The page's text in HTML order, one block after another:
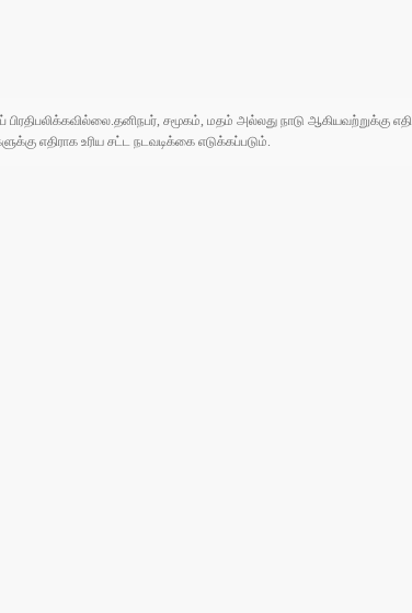
சமூகம், மதம் அல்லது நாடு ஆகியவற்றுக்கு
எதிராக உரிய சட்ட நடவடிக்கை எடுக்கப்படும்.